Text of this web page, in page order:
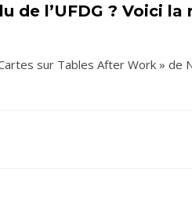
de l’UFDG ? Voici
sur Tables After Work » de